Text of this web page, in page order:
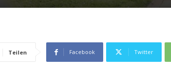
Teilen Facebook Twitter